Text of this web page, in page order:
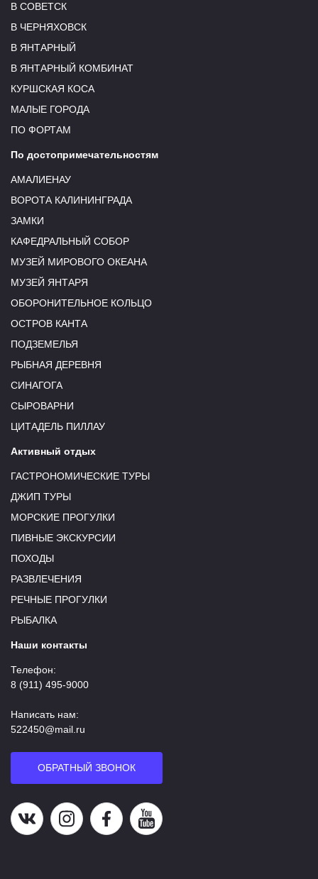
В СОВЕТСК
В ЧЕРНЯХОВСК
В ЯНТАРНЫЙ
В ЯНТАРНЫЙ КОМБИНАТ
КУРШСКАЯ КОСА
МАЛЫЕ ГОРОДА
ПО ФОРТАМ
По достопримечательностям
АМАЛИЕНАУ
ВОРОТА КАЛИНИНГРАДА
ЗАМКИ
КАФЕДРАЛЬНЫЙ СОБОР
МУЗЕЙ МИРОВОГО ОКЕАНА
МУЗЕЙ ЯНТАРЯ
ОБОРОНИТЕЛЬНОЕ КОЛЬЦО
ОСТРОВ КАНТА
ПОДЗЕМЕЛЬЯ
РЫБНАЯ ДЕРЕВНЯ
СИНАГОГА
СЫРОВАРНИ
ЦИТАДЕЛЬ ПИЛЛАУ
Активный отдых
ГАСТРОНОМИЧЕСКИЕ ТУРЫ
ДЖИП ТУРЫ
МОРСКИЕ ПРОГУЛКИ
ПИВНЫЕ ЭКСКУРСИИ
ПОХОДЫ
РАЗВЛЕЧЕНИЯ
РЕЧНЫЕ ПРОГУЛКИ
РЫБАЛКА
Наши контакты
Телефон:
8 (911) 495-9000
Написать нам:
522450@mail.ru
ОБРАТНЫЙ ЗВОНОК
Наша группа в ВКНаша страница в Instagram
Наша группа в Facebook
Наш канал на YouTube